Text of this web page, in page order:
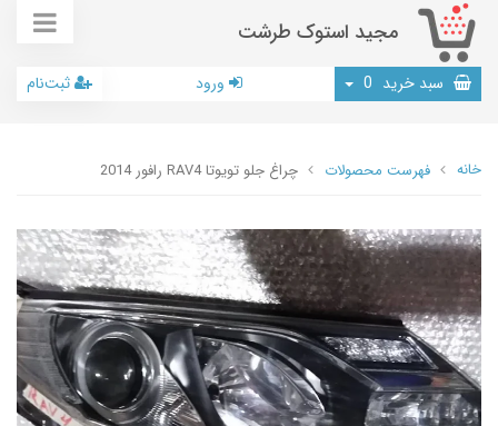
مجید استوک طرشت
سبد خرید 0 ورود ثبت‌نام
خانه فهرست محصولات چراغ جلو تویوتا RAV4 رافور 2014